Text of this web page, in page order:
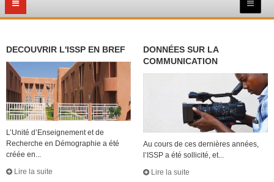
DECOUVRIR L'ISSP EN BREF
L’Unité d’Enseignement et de
Recherche en Démographie a été
créée en...
Lire la suite
DONNÉES SUR LA
COMMUNICATION
Au cours de ces dernières années,
l’ISSP a été sollicité, et...
Lire la suite